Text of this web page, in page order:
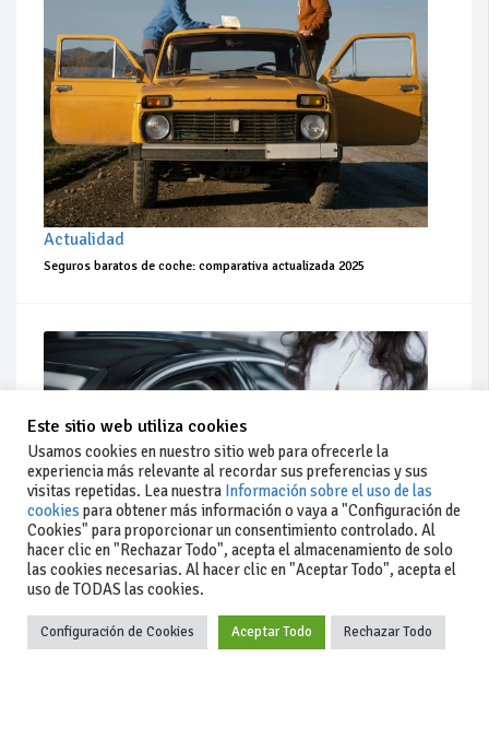
Actualidad
Seguros baratos de coche: comparativa actualizada 2025
Actualidad
Coches de ocasión: guía completa para comprar seguro
Este sitio web utiliza cookies
Usamos cookies en nuestro sitio web para ofrecerle la
experiencia más relevante al recordar sus preferencias y sus
visitas repetidas. Lea nuestra Información sobre el uso de las
cookies para obtener más información o vaya a "Configuración de
Cookies" para proporcionar un consentimiento controlado. Al
hacer clic en "Rechazar Todo", acepta el almacenamiento de solo
las cookies necesarias. Al hacer clic en "Aceptar Todo", acepta el
uso de TODAS las cookies.
Configuración de Cookies Aceptar Todo Rechazar Todo